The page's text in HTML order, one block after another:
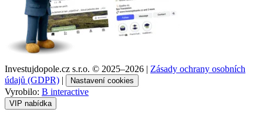
Investujdopole.cz s.r.o. © 2025–2026 | Zásady ochrany osobních
údajů (GDPR) | Nastavení cookies
Vyrobilo: B interactive
VIP nabídka